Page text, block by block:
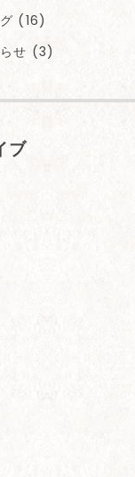
(16)
せ (3)
ブ